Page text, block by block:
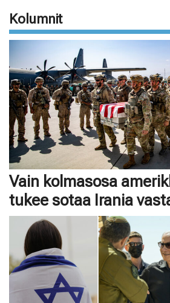
Kolumnit
Vain kolmasosa
tukee sotaa Irania